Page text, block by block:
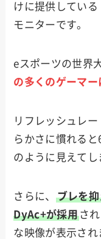
けに提供してい
モニターです。
eスポーツの世界
の多くのゲーマー
リフレッシュレ
らかさに慣れる
のように見えてし
さらに、
ブレを
DyAc+が採用さ
な映像が表示され